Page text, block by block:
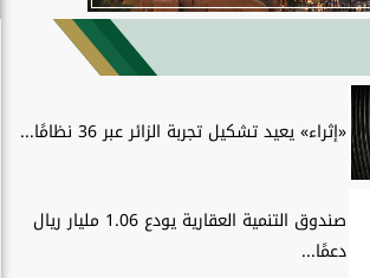
«إثراء» يعيد تشكيل تجربة الزائر عبر 36 نظامًا...
صندوق التنمية العقارية يودع 1.06 مليار ريال
دعمًا...